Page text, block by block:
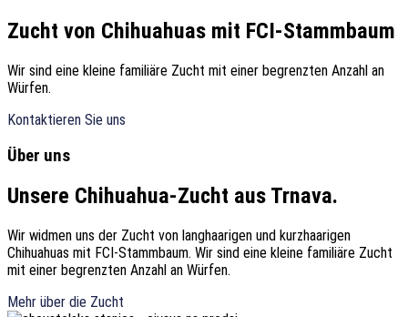
Zucht von Chihuahuas mit FCI-Stammbaum
Wir sind eine kleine familiäre Zucht mit einer begrenzten Anzahl an
Würfen.
Kontaktieren Sie uns
Über uns
Unsere Chihuahua-Zucht aus Trnava.
Wir widmen uns der Zucht von langhaarigen und kurzhaarigen
Chihuahuas mit FCI-Stammbaum. Wir sind eine kleine familiäre Zucht
mit einer begrenzten Anzahl an Würfen.
Mehr über die Zucht